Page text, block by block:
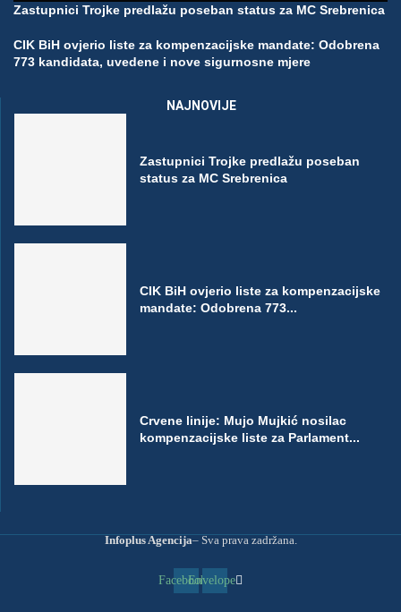
Zastupnici Trojke predlažu poseban status za MC Srebrenica
CIK BiH ovjerio liste za kompenzacijske mandate: Odobrena
773 kandidata, uvedene i nove sigurnosne mjere
NAJNOVIJE
Zastupnici Trojke predlažu poseban
status za MC Srebrenica
CIK BiH ovjerio liste za kompenzacijske
mandate: Odobrena 773...
Crvene linije: Mujo Mujkić nosilac
kompenzacijske liste za Parlament...
Infoplus Agencija– Sva prava zadržana.
FacebookEnvelope